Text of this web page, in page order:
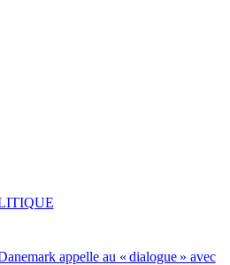
appelle au « dialogue » avec